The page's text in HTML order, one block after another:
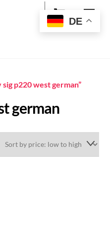
Cart
p220 west german”
german
DE